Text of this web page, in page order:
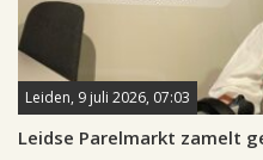
Leiden, 9 juli 2026, 07:03
Leidse Parelmarkt zamelt